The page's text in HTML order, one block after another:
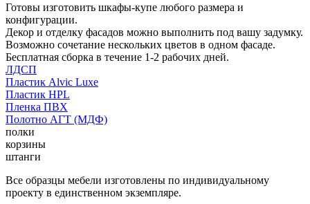
Готовы изготовить шкафы-купе любого размера и
конфигурации.
Декор и отделку фасадов можно выполнить под вашу задумку.
Возможно сочетание нескольких цветов в одном фасаде.
Бесплатная сборка в течение 1-2 рабочих дней.
ЛДСП
Пластик Alvic Luxe
Пластик HPL
Пленка ПВХ
Полотно АГТ (МДФ)
полки
корзины
штанги
Все образцы мебели изготовлены по индивидуальному
проекту в единственном экземпляре.